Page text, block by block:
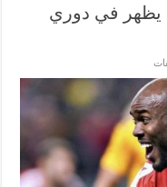
يظهر في دوري
المصراتي..
نجم
ليبي
يظهر
في
دوري
أبطال
أوروبا
مغلقة